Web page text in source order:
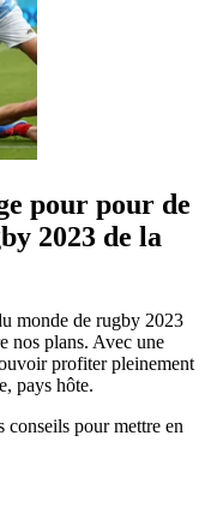
pour pour de
2023 de la
monde de rugby 2023
nos plans. Avec une
profiter pleinement
pays hôte.
conseils pour mettre en